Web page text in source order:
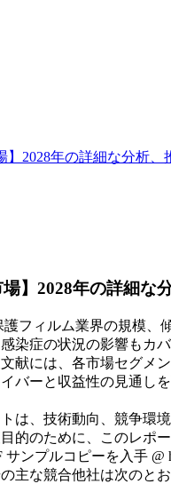
】2028年の詳細な分析
】2028年の詳細な
フィルム業界の規模
染症の状況の影響もカ
献には、各市場セグメ
バーと収益性の見通
は、技術動向、競争環
的のために、このレポ
プルコピーを入手 @
な競合他社は次のとお